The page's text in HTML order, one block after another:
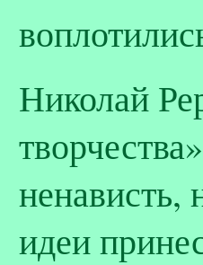
Николай
ненависть,
идеи